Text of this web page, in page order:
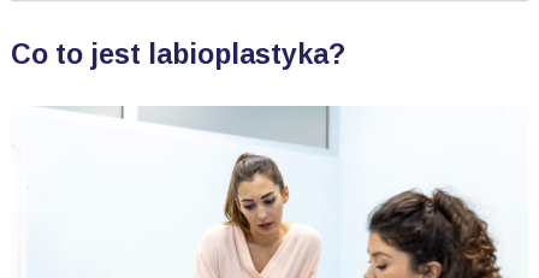
Co to jest labioplastyka?